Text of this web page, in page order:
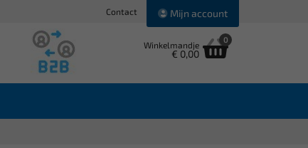
Contact Mijn account
Winkelmandje
€ 0,00
0